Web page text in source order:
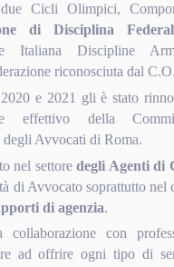
Cicli Olimpici,
di Disciplina
Italiana Discipline
riconosciuta dal
e 2021 gli è stato
effettivo della
degli Avvocati di Roma.
nel settoredegli Agenti di
di Avvocato soprattutto nel
di agenzia.
collaborazione con
ad offrire ogni tipo di